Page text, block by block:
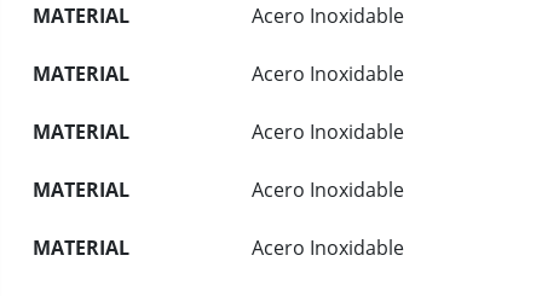
MATERIAL Acero Inoxidable
MATERIAL Acero Inoxidable
MATERIAL Acero Inoxidable
MATERIAL Acero Inoxidable
MATERIAL Acero Inoxidable